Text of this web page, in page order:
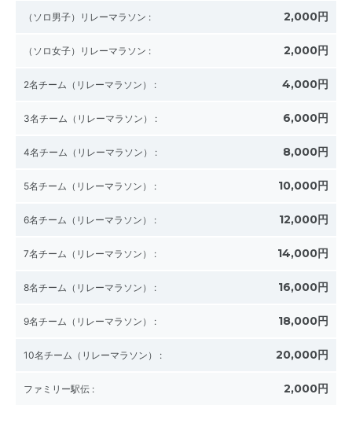
（ソロ男子）リレーマラソン : 2,000円
（ソロ女子）リレーマラソン : 2,000円
2名チーム（リレーマラソン） : 4,000円
3名チーム（リレーマラソン） : 6,000円
4名チーム（リレーマラソン） : 8,000円
5名チーム（リレーマラソン） : 10,000円
6名チーム（リレーマラソン） : 12,000円
7名チーム（リレーマラソン） : 14,000円
8名チーム（リレーマラソン） : 16,000円
9名チーム（リレーマラソン） : 18,000円
10名チーム（リレーマラソン） : 20,000円
ファミリー駅伝 : 2,000円